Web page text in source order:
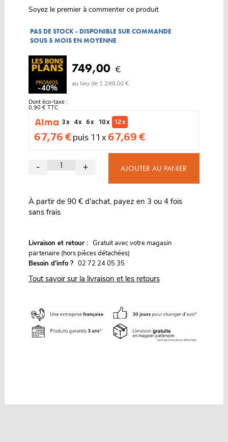
Soyez le premier à commenter ce produit
PAS DE STOCK - DISPONIBLE SUR COMMANDE
SOUS 5 MOIS EN MOYENNE
-40%
749,00 €
au lieu de 1 249,00 €
Dont éco-taxe :
0,90 € TTC
3 x
4 x 6 x 10 x 12 x
67,76 €puis 11 x 67,69 €
- + AJOUTER AU PANIER
À partir de 90 € d'achat, payez en 3 ou 4 fois
sans frais
Livraison et retour : Gratuit avec votre magasin
partenaire (hors pièces détachées)
Besoin d'info ? 02 72 24 05 35
Tout savoir sur la livraison et les retours